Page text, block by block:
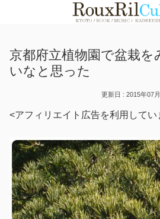
京都府立植物園で盆栽を
いなと思った
2015年07
<アフィリエイト広告を利用してい